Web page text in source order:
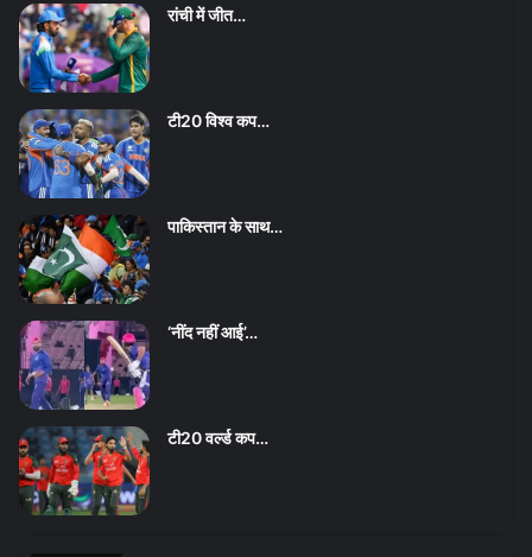
रांची में जीत…
टी20 विश्व कप…
पाकिस्तान के साथ…
‘नींद नहीं आई’…
टी20 वर्ल्ड कप…